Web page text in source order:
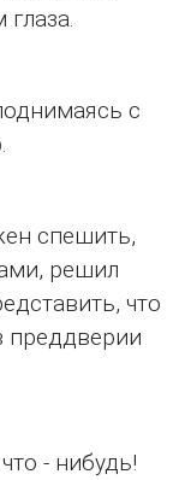
с
спешить,
решил
что
преддверии
- нибудь!